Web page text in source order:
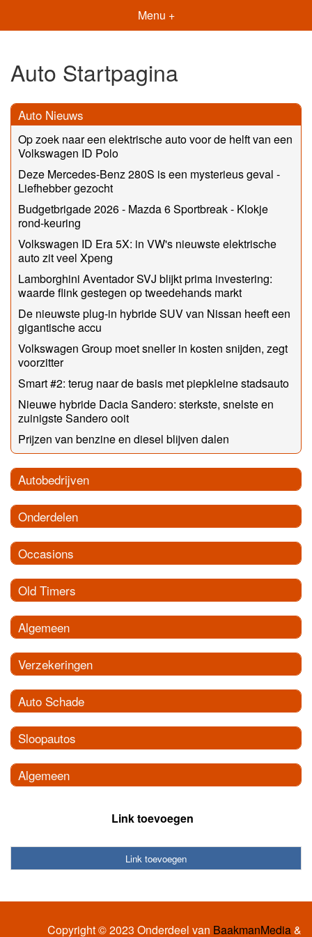
Menu +
Auto Startpagina
Auto Nieuws
Op zoek naar een elektrische auto voor de helft van een
Volkswagen ID Polo
Deze Mercedes-Benz 280S is een mysterieus geval -
Liefhebber gezocht
Budgetbrigade 2026 - Mazda 6 Sportbreak - Klokje
rond-keuring
Volkswagen ID Era 5X: in VW's nieuwste elektrische
auto zit veel Xpeng
Lamborghini Aventador SVJ blijkt prima investering:
waarde flink gestegen op tweedehands markt
De nieuwste plug-in hybride SUV van Nissan heeft een
gigantische accu
Volkswagen Group moet sneller in kosten snijden, zegt
voorzitter
Smart #2: terug naar de basis met piepkleine stadsauto
Nieuwe hybride Dacia Sandero: sterkste, snelste en
zuinigste Sandero ooit
Prijzen van benzine en diesel blijven dalen
Autobedrijven
Onderdelen
Occasions
Old Timers
Algemeen
Verzekeringen
Auto Schade
Sloopautos
Algemeen
Link toevoegen
Link toevoegen
Copyright © 2023 Onderdeel van BaakmanMedia&